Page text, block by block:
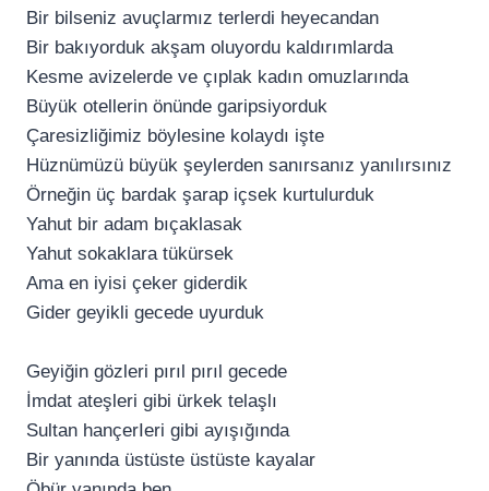
Bir bilseniz avuçlarmız terlerdi heyecandan
Bir bakıyorduk akşam oluyordu kaldırımlarda
Kesme avizelerde ve çıplak kadın omuzlarında
Büyük otellerin önünde garipsiyorduk
Çaresizliğimiz böylesine kolaydı işte
Hüznümüzü büyük şeylerden sanırsanız yanılırsınız
Örneğin üç bardak şarap içsek kurtulurduk
Yahut bir adam bıçaklasak
Yahut sokaklara tükürsek
Ama en iyisi çeker giderdik
Gider geyikli gecede uyurduk
Geyiğin gözleri pırıl pırıl gecede
İmdat ateşleri gibi ürkek telaşlı
Sultan hançerIeri gibi ayışığında
Bir yanında üstüste üstüste kayalar